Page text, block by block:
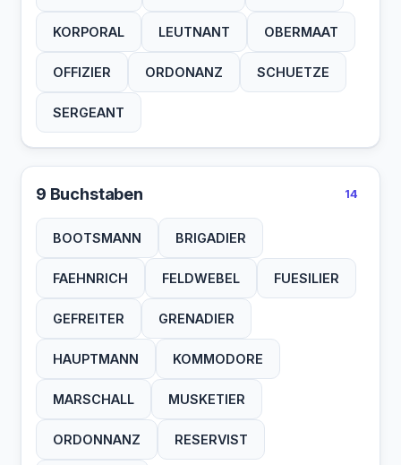
KORPORAL LEUTNANT OBERMAAT
OFFIZIER ORDONANZ SCHUETZE
SERGEANT
9 Buchstaben 14
BOOTSMANN BRIGADIER
FAEHNRICH FELDWEBEL FUESILIER
GEFREITER GRENADIER
HAUPTMANN KOMMODORE
MARSCHALL MUSKETIER
ORDONNANZ RESERVIST